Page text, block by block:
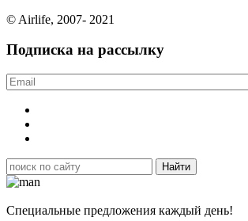
© Airlife, 2007- 2021
Подписка на рассылку
Специальные предложения каждый день!